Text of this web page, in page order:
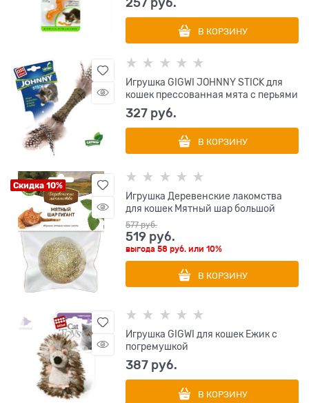
257 руб.
В КОРЗИНУ
Игрушка GIGWI JOHNNY STICK для
кошек прессованная мята с перьями
327 руб.
В КОРЗИНУ
Скидка 10%
Игрушка Деревенские лакомства
для кошек Мятный шар большой
577 руб.
519 руб.
выгода58 руб. или10%
В КОРЗИНУ
Игрушка GIGWI для кошек Ежик с
погремушкой
387 руб.
В КОРЗИНУ